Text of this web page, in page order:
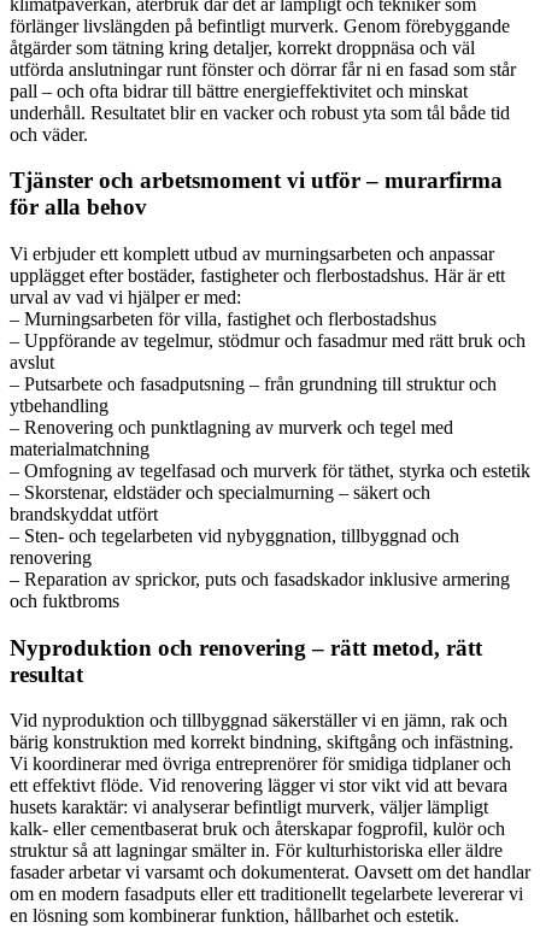
förlänger livslängden på befintligt murverk. Genom förebyggande
åtgärder som tätning kring detaljer, korrekt droppnäsa och väl
utförda anslutningar runt fönster och dörrar får ni en fasad som står
pall – och ofta bidrar till bättre energieffektivitet och minskat
underhåll. Resultatet blir en vacker och robust yta som tål både tid
och väder.
Tjänster och arbetsmoment vi utför – murarfirma
för alla behov
Vi erbjuder ett komplett utbud av murningsarbeten och anpassar
upplägget efter bostäder, fastigheter och flerbostadshus. Här är ett
urval av vad vi hjälper er med:
– Murningsarbeten för villa, fastighet och flerbostadshus
– Uppförande av tegelmur, stödmur och fasadmur med rätt bruk och
avslut
– Putsarbete och fasadputsning – från grundning till struktur och
ytbehandling
– Renovering och punktlagning av murverk och tegel med
materialmatchning
– Omfogning av tegelfasad och murverk för täthet, styrka och estetik
– Skorstenar, eldstäder och specialmurning – säkert och
brandskyddat utfört
– Sten- och tegelarbeten vid nybyggnation, tillbyggnad och
renovering
– Reparation av sprickor, puts och fasadskador inklusive armering
och fuktbroms
Nyproduktion och renovering – rätt metod, rätt
resultat
Vid nyproduktion och tillbyggnad säkerställer vi en jämn, rak och
bärig konstruktion med korrekt bindning, skiftgång och infästning.
Vi koordinerar med övriga entreprenörer för smidiga tidplaner och
ett effektivt flöde. Vid renovering lägger vi stor vikt vid att bevara
husets karaktär: vi analyserar befintligt murverk, väljer lämpligt
kalk- eller cementbaserat bruk och återskapar fogprofil, kulör och
struktur så att lagningar smälter in. För kulturhistoriska eller äldre
fasader arbetar vi varsamt och dokumenterat. Oavsett om det handlar
om en modern fasadputs eller ett traditionellt tegelarbete levererar vi
en lösning som kombinerar funktion, hållbarhet och estetik.